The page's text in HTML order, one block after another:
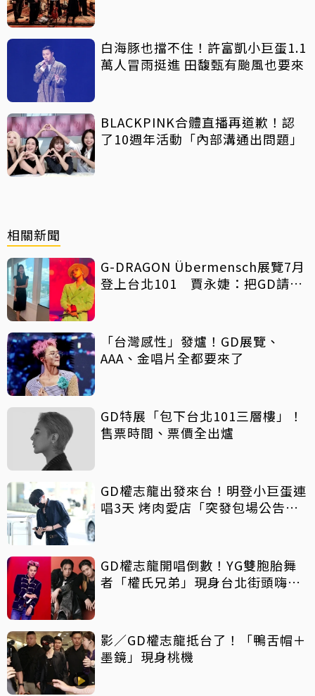
白海豚也擋不住！許富凱小巨蛋1.1
萬人冒雨挺進 田馥甄有颱風也要來
BLACKPINK合體直播再道歉！認
了10週年活動「內部溝通出問題」
相關新聞
G-DRAGON Übermensch展覽7月
登上台北101 賈永婕：把GD請來
「台灣感性」發爐！GD展覽、
AAA、金唱片全都要來了
GD特展「包下台北101三層樓」！
售票時間、票價全出爐
GD權志龍出發來台！明登小巨蛋連
唱3天 烤肉愛店「突發包場公告」
GD權志龍開唱倒數！YG雙胞胎舞
者「權氏兄弟」現身台北街頭嗨拍
影／GD權志龍抵台了！「鴨舌帽＋
墨鏡」現身桃機